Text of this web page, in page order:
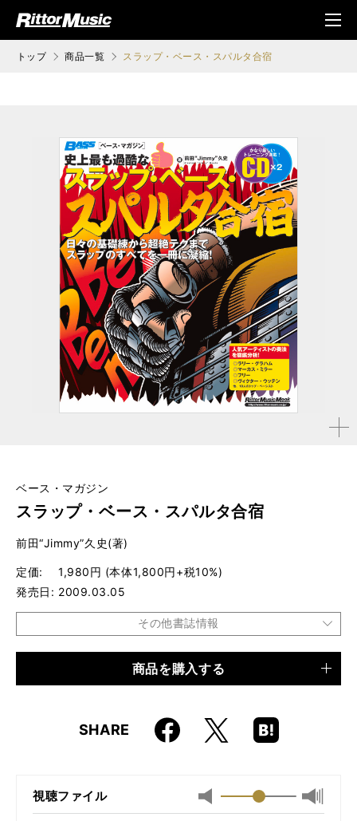
ジック (Rittor Musi
メニ
ュ
トップ 商品一覧 スラップ・ベース・スパルタ合宿
拡大す
ベース・マガジン
スラップ・ベース・スパルタ合宿
前田“Jimmy”久史(著)
定価
1,980円 (本体1,800円+税10%)
発売日
2009.03.05
その他書誌情報
9784845616473
商品を購入する
SHARE Faceboo
k
X
Hatena
Boo
視聴ファイル
最小
音
最大音
量